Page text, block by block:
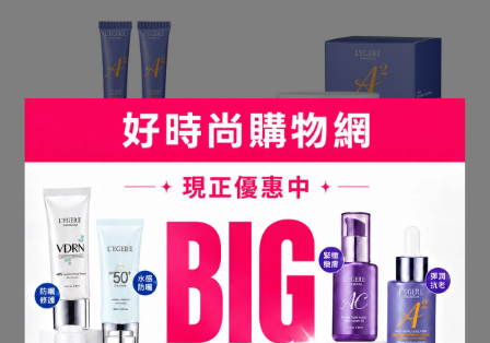
撫紋緊緻眼周亮采
【蘭吉兒】極致雙A緊緻提
亮眼霜(15ml/支)x2件組
NT$699NT$1,100
加入購物車
免P圖緊緻輪廓線
【蘭吉兒】極致雙A緊緻提
亮精華霜(50ml/瓶)
NT$549NT$830
加入購物車